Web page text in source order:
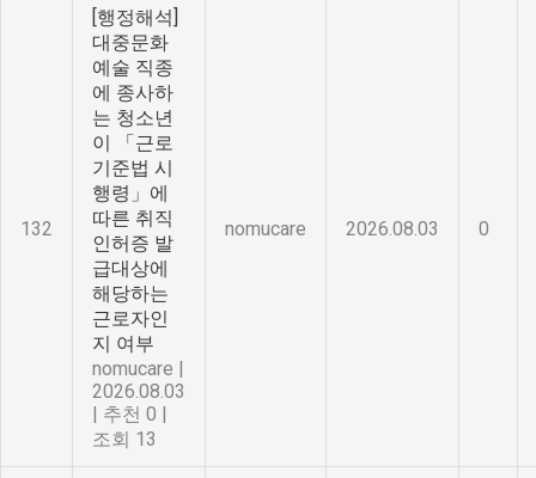
132
[행정해석]
대중문화
예술 직종
에 종사하
는 청소년
이 「근로
기준법 시
행령」에
따른 취직
인허증 발
급대상에
해당하는
근로자인
지 여부
nomucare |
2026.08.03
| 추천 0 |
조회 13
nomucare 2026.08.03 0